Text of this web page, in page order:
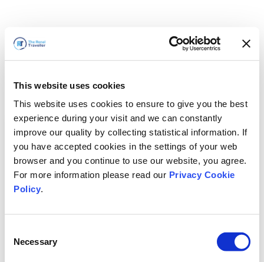
This website uses cookies
This website uses cookies to ensure to give you the best
experience during your visit and we can constantly
improve our quality by collecting statistical information. If
you have accepted cookies in the settings of your web
browser and you continue to use our website, you agree.
For more information please read our Privacy Cookie
Policy.
Selection
Necessary